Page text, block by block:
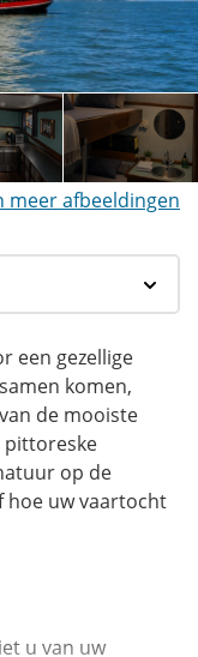
meer afbeeldingen
een gezellige
komen,
de mooiste
pittoreske
op de
hoe uw vaartocht
u van uw